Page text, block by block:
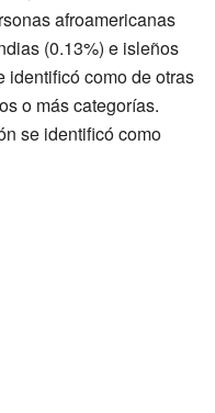
afroamericanas
(0.13%) e isleños
identificó como de otras
o más categorías.
se identificó como